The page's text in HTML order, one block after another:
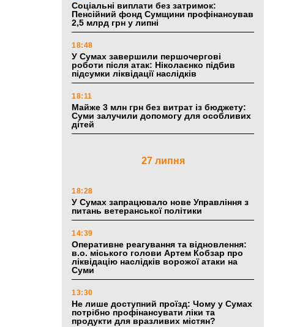
Соціальні виплати без затримок:
Пенсійний фонд Сумщини профінансував
2,5 млрд грн у липні
18:48
У Сумах завершили першочергові
роботи після атак: Ніколаєнко підбив
підсумки ліквідації наслідків
18:11
Майже 3 млн грн без витрат із бюджету:
Суми залучили допомогу для особливих
дітей
27 липня
18:28
У Сумах запрацювало нове Управління з
питань ветеранської політики
14:39
Оперативне реагування та відновлення:
в.о. міського голови Артем Кобзар про
ліквідацію наслідків ворожої атаки на
Суми
13:30
Не лише доступний проїзд: Чому у Сумах
потрібно профінансувати ліки та
продукти для вразливих містян?